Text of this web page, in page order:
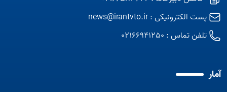
پست الکترونیکی :news@irantvto.ir
تلفن تماس : 02166941250
آمار